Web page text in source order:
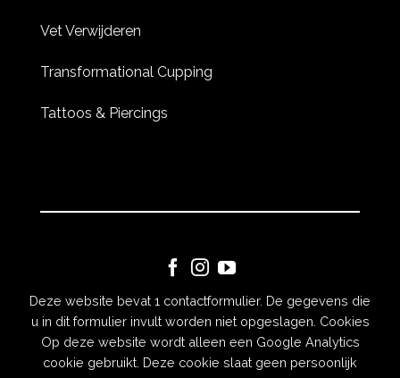
Vet Verwijderen
Transformational Cupping
Tattoos & Piercings
Copyright 2026 © Designed byMeerman
Webdesign Amsterdam
ALGEMENE VOORWAARDEN PRIVACY VERKLARING
Deze website bevat 1 contactformulier. De gegevens die
u in dit formulier invult worden niet opgeslagen. Cookies
Op deze website wordt alleen een Google Analytics
cookie gebruikt. Deze cookie slaat geen persoonlijk